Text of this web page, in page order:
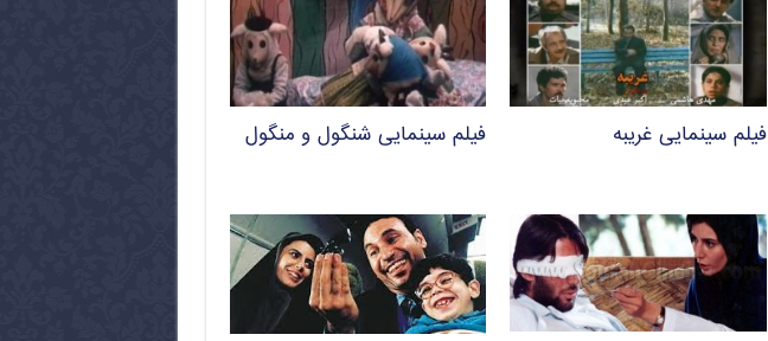
فیلم سینمایی غریبه فیلم سینمایی شنگول و منگول